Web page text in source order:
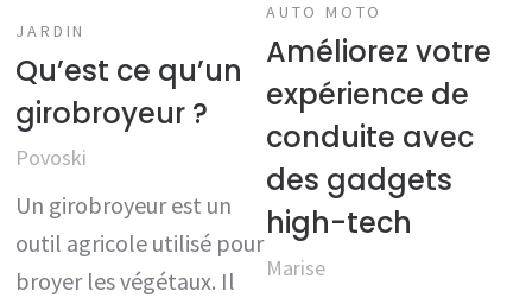
JARDIN
Qu’est ce qu’un
girobroyeur ?
Povoski
Un girobroyeur est un
outil agricole utilisé pour
broyer les végétaux. Il
AUTO MOTO
Améliorez votre
expérience de
conduite avec
des gadgets
high-tech
Marise